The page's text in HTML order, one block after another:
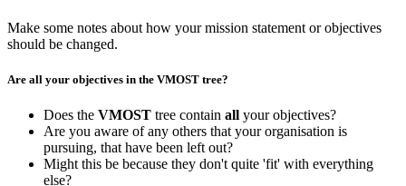
Make some notes about how your mission statement or objectives
should be changed.
Are all your objectives in the VMOST tree?
Does the VMOST tree contain all your objectives?
Are you aware of any others that your organisation is
pursuing, that have been left out?
Might this be because they don't quite 'fit' with everything
else?